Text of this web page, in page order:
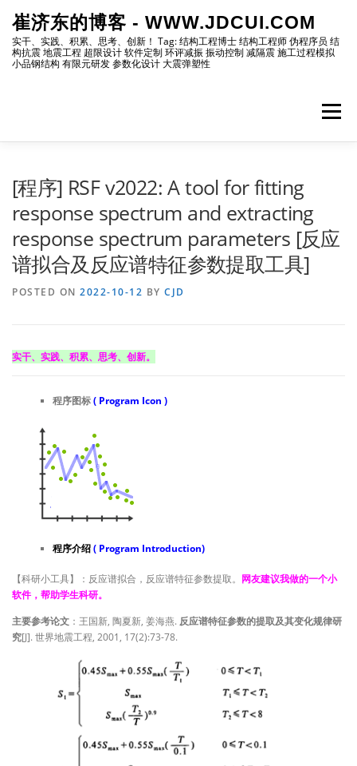
content
崔济东的博客 - WWW.JDCUI.COM
实干、实践、积累、思考、创新！ Tag: 结构工程博士 结构工程师 伪程序员 结
构抗震 地震工程 超限设计 软件定制 环评减振 振动控制 减隔震 施工过程模拟
小品钢结构 有限元研发 参数化设计 大震弹塑性
Menu
[软件笔记] [出版物]
[编程] [资源] [博主]
[程序] RSF v2022: A tool for fitting
response spectrum and extracting
response spectrum parameters [反应
谱拟合及反应谱特征参数提取工具]
POSTED ON 2022-10-12 BY CJD
实干、实践、积累、思考、创新。
程序图标( Program Icon )
程序介绍( Program Introduction)
【科研小工具】：反应谱拟合，反应谱特征参数提取。 网友建议我做的一个小
软件，帮助学生科研。
主要参考论文 ：王国新, 陶夏新, 姜海燕. 反应谱特征参数的提取及其变化规律研
究[J]. 世界地震工程, 2001, 17(2):73-78.